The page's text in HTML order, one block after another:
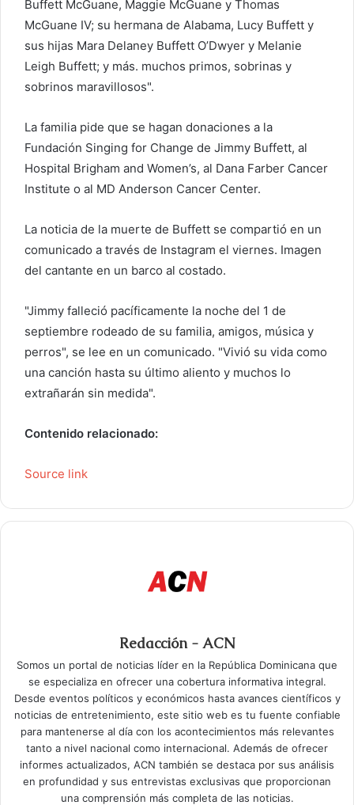
Buffett McGuane, Maggie McGuane y Thomas
McGuane IV; su hermana de Alabama, Lucy Buffett y
sus hijas Mara Delaney Buffett O’Dwyer y Melanie
Leigh Buffett; y más. muchos primos, sobrinas y
sobrinos maravillosos".
La familia pide que se hagan donaciones a la
Fundación Singing for Change de Jimmy Buffett, al
Hospital Brigham and Women’s, al Dana Farber Cancer
Institute o al MD Anderson Cancer Center.
La noticia de la muerte de Buffett se compartió en un
comunicado a través de Instagram el viernes. Imagen
del cantante en un barco al costado.
"Jimmy falleció pacíficamente la noche del 1 de
septiembre rodeado de su familia, amigos, música y
perros", se lee en un comunicado. "Vivió su vida como
una canción hasta su último aliento y muchos lo
extrañarán sin medida".
Contenido relacionado:
Source link
Redacción - ACN
Somos un portal de noticias líder en la República Dominicana que
se especializa en ofrecer una cobertura informativa integral.
Desde eventos políticos y económicos hasta avances científicos y
noticias de entretenimiento, este sitio web es tu fuente confiable
para mantenerse al día con los acontecimientos más relevantes
tanto a nivel nacional como internacional. Además de ofrecer
informes actualizados, ACN también se destaca por sus análisis
en profundidad y sus entrevistas exclusivas que proporcionan
una comprensión más completa de las noticias.